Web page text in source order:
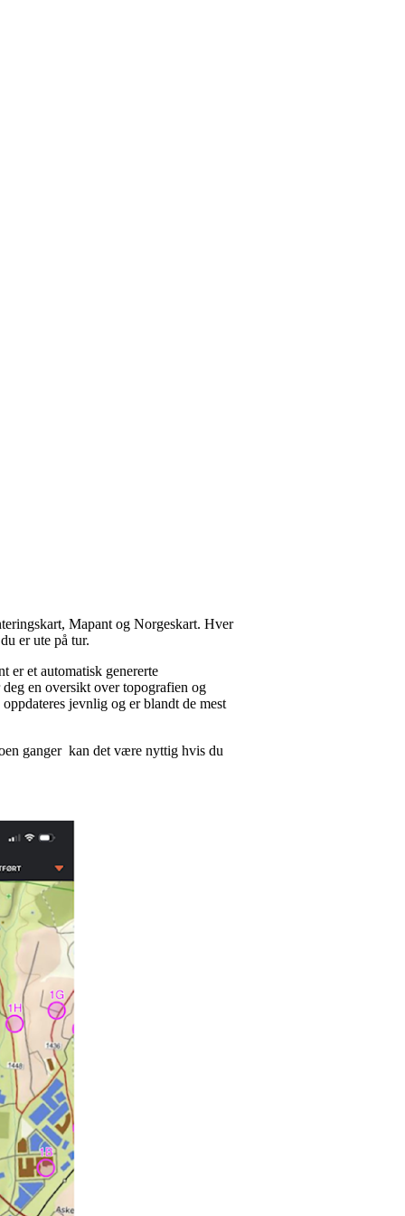
Mapant og Norgeskart. Hver
er ute på tur.
er et automatisk genererte
en oversikt over topografien og
jevnlig og er blandt de mest
ganger kan det være nyttig hvis du